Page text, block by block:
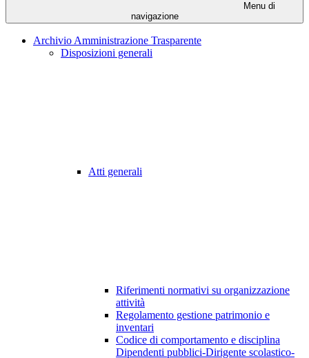
Menu di
navigazione
Archivio Amministrazione Trasparente
Disposizioni generali
Atti generali
Riferimenti normativi su organizzazione
attività
Regolamento gestione patrimonio e
inventari
Codice di comportamento e disciplina
Dipendenti pubblici-Dirigente scolastico-